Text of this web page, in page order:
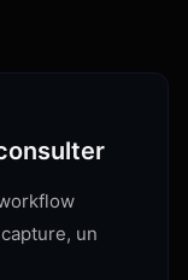
un